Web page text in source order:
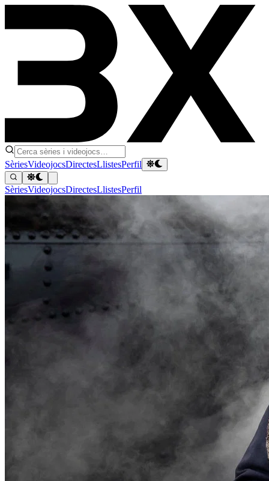
SèriesVideojocsDirectesLlistesPerfil
SèriesVideojocsDirectesLlistesPerfil